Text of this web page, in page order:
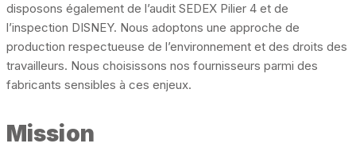
disposons également de l’audit SEDEX Pilier 4 et de
l’inspection DISNEY. Nous adoptons une approche de
production respectueuse de l’environnement et des droits des
travailleurs. Nous choisissons nos fournisseurs parmi des
fabricants sensibles à ces enjeux.
Mission